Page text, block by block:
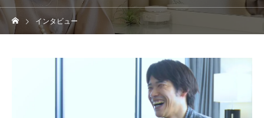
インタビュー